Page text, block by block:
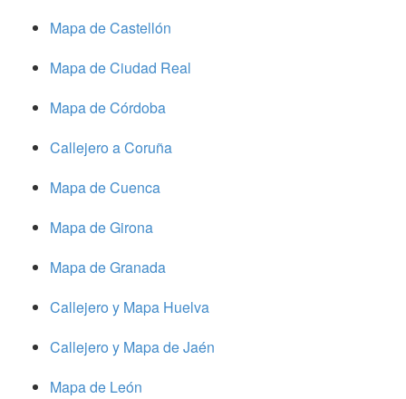
Mapa de Castellón
Mapa de Ciudad Real
Mapa de Córdoba
Callejero a Coruña
Mapa de Cuenca
Mapa de Girona
Mapa de Granada
Callejero y Mapa Huelva
Callejero y Mapa de Jaén
Mapa de León